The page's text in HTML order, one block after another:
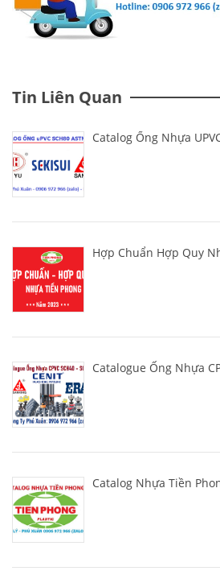
Tin Liên Quan
Catalog Ống Nhựa
Hợp Chuẩn Hợp Quy
Catalogue Ống Nhựa
Catalog Nhựa Tiền